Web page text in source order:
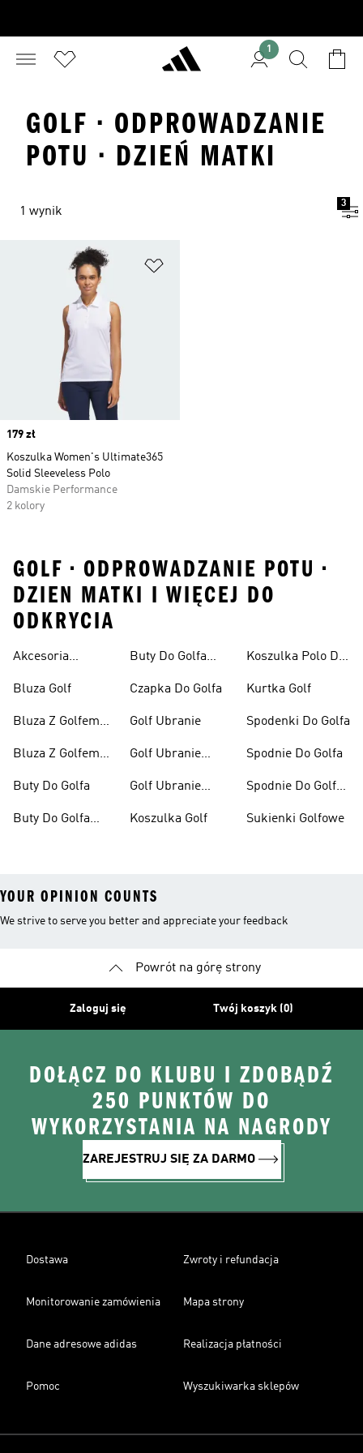
1
GOLF · ODPROWADZANIE
POTU · DZIEŃ MATKI
1 wynik
3
Price
179 zł
Koszulka Women's Ultimate365
Solid Sleeveless Polo
Damskie Performance
2 kolory
GOLF • ODPROWADZANIE POTU •
DZIEN MATKI I WIĘCEJ DO
ODKRYCIA
Akcesoria
Bluza Golf
Bluza Z Golfem
Bluza Z Golfem
Buty Do Golfa
Buty Do Golfa
Buty Do Golfa
Czapka Do Golfa
Golf Ubranie
Golf Ubranie
Golf Ubranie
Koszulka Golf
Koszulka Polo Do
Kurtka Golf
Spodenki Do Golfa
Spodnie Do Golfa
Spodnie Do Golfa
Sukienki Golfowe
YOUR OPINION COUNTS
We strive to serve you better and appreciate your feedback
Powrót na górę strony
Zaloguj się Twój koszyk (0)
DOŁĄCZ DO KLUBU I ZDOBĄDŹ
250 PUNKTÓW DO
WYKORZYSTANIA NA NAGRODY
ZAREJESTRUJ SIĘ ZA DARMO
Dostawa Zwroty i refundacja
Monitorowanie zamówienia Mapa strony
Dane adresowe adidas Realizacja płatności
Pomoc Wyszukiwarka sklepów